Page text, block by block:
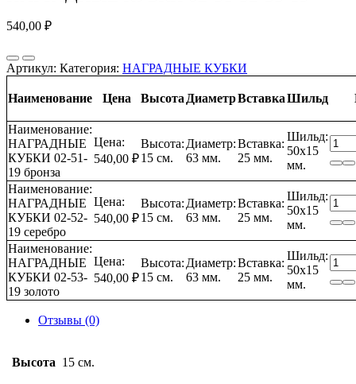
540,00 ₽
Артикул: Категория: НАГРАДНЫЕ КУБКИ
Наименование Цена ВысотаДиаметрВставкаШильд
Наименование:
НАГРАДНЫЕ
КУБКИ 02-51-
19 бронза
Цена:
540,00 ₽
Высота:
15 см.
Диаметр:
63 мм.
Вставка:
25 мм.
Шильд:
50х15
мм.
02-
51-
52-
53-
19
Наименование:
НАГРАДНЫЕ
КУБКИ 02-52-
19 серебро
Цена:
540,00 ₽
Высота:
15 см.
Диаметр:
63 мм.
Вставка:
25 мм.
Шильд:
50х15
мм.
02-
51-
52-
53-
Наименование:
НАГРАДНЫЕ
КУБКИ 02-53-
19 золото
Цена:
540,00 ₽
Высота:
15 см.
Диаметр:
63 мм.
Вставка:
25 мм.
Шильд:
50х15
мм.
Отзывы (0)
Высота 15 см.